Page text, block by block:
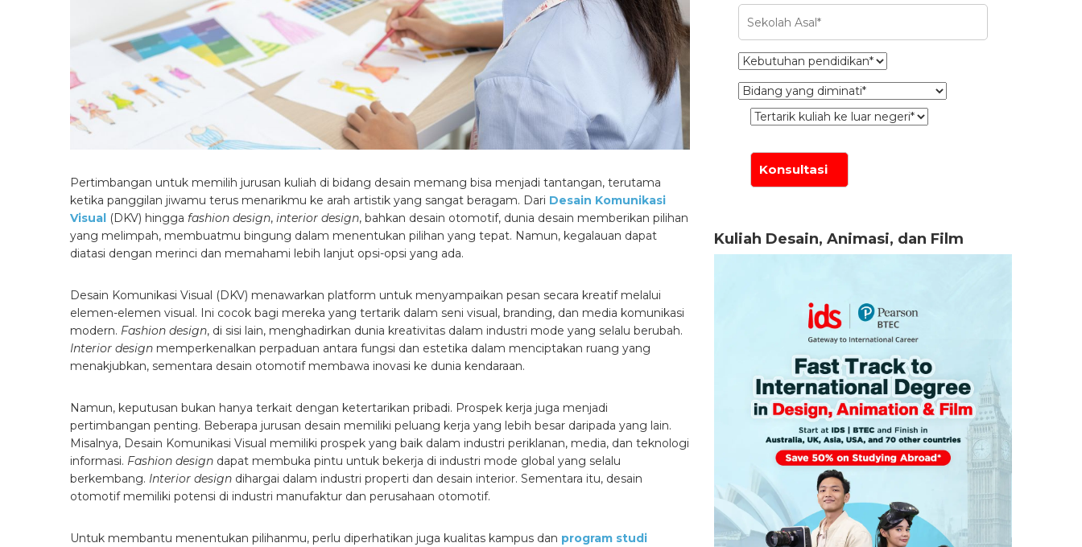
Pertimbangan untuk memilih jurusan kuliah di bidang desain memang bisa menjadi tantangan, terutama
ketika panggilan jiwamu terus menarikmu ke arah artistik yang sangat beragam. Dari Desain Komunikasi
Visual (DKV) hingga fashion design, interior design, bahkan desain otomotif, dunia desain memberikan pilihan
yang melimpah, membuatmu bingung dalam menentukan pilihan yang tepat. Namun, kegalauan dapat
diatasi dengan merinci dan memahami lebih lanjut opsi-opsi yang ada.
Desain Komunikasi Visual (DKV) menawarkan platform untuk menyampaikan pesan secara kreatif melalui
elemen-elemen visual. Ini cocok bagi mereka yang tertarik dalam seni visual, branding, dan media komunikasi
modern. Fashion design, di sisi lain, menghadirkan dunia kreativitas dalam industri mode yang selalu berubah.
Interior design memperkenalkan perpaduan antara fungsi dan estetika dalam menciptakan ruang yang
menakjubkan, sementara desain otomotif membawa inovasi ke dunia kendaraan.
Namun, keputusan bukan hanya terkait dengan ketertarikan pribadi. Prospek kerja juga menjadi
pertimbangan penting. Beberapa jurusan desain memiliki peluang kerja yang lebih besar daripada yang lain.
Misalnya, Desain Komunikasi Visual memiliki prospek yang baik dalam industri periklanan, media, dan teknologi
informasi. Fashion design dapat membuka pintu untuk bekerja di industri mode global yang selalu
berkembang. Interior design dihargai dalam industri properti dan desain interior. Sementara itu, desain
otomotif memiliki potensi di industri manufaktur dan perusahaan otomotif.
Untuk membantu menentukan pilihanmu, perlu diperhatikan juga kualitas kampus dan program studi
Kuliah Desain, Animasi, dan Film